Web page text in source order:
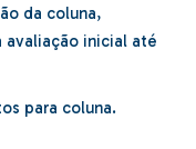
da coluna,
avaliação inicial até
para coluna.